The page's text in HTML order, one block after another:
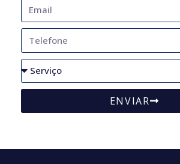
ENVIAR